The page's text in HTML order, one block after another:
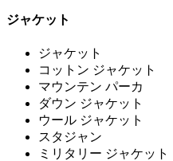
ジャケット
ジャケット
コットン ジャケット
マウンテン パーカ
ダウン ジャケット
ウール ジャケット
スタジャン
ミリタリー ジャケット